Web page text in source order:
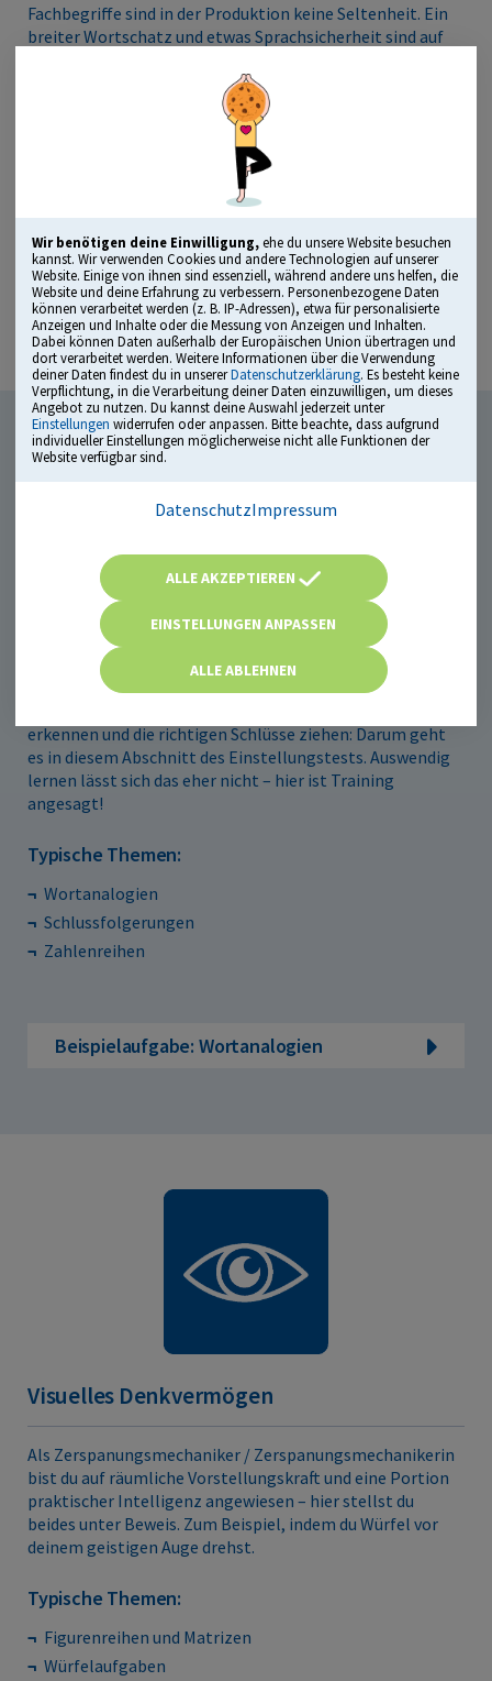
Wir benötigen deine Einwilligung,ehe du unsere Website besuchen
kannst. Wir verwenden Cookies und andere Technologien auf unserer
Website. Einige von ihnen sind essenziell, während andere uns helfen, die
Website und deine Erfahrung zu verbessern. Personenbezogene Daten
können verarbeitet werden (z. B. IP-Adressen), etwa für personalisierte
Anzeigen und Inhalte oder die Messung von Anzeigen und Inhalten.
Dabei können Daten außerhalb der Europäischen Union übertragen und
dort verarbeitet werden. Weitere Informationen über die Verwendung
deiner Daten findest du in unsererDatenschutzerklärung. Es besteht keine
Verpflichtung, in die Verarbeitung deiner Daten einzuwilligen, um dieses
Angebot zu nutzen. Du kannst deine Auswahl jederzeit unter
Einstellungen widerrufen oder anpassen. Bitte beachte, dass aufgrund
individueller Einstellungen möglicherweise nicht alle Funktionen der
Website verfügbar sind.
DatenschutzImpressum
ALLE AKZEPTIEREN
EINSTELLUNGEN ANPASSEN
ALLE ABLEHNEN
Fachbegriffe sind in der Produktion keine Seltenheit. Ein
breiter Wortschatz und etwas Sprachsicherheit sind auf
Rechtschreibung und Grammatik
Beispielaufgabe: Wortbedeutungen
Logisches Denkvermögen
erkennen und die richtigen Schlüsse ziehen: Darum geht
es in diesem Abschnitt des Einstellungstests. Auswendig
lernen lässt sich das eher nicht – hier ist Training
angesagt!
Typische Themen:
Wortanalogien
Schlussfolgerungen
Zahlenreihen
Beispielaufgabe: Wortanalogien
Visuelles Denkvermögen
Als Zerspanungsmechaniker / Zerspanungsmechanikerin
bist du auf räumliche Vorstellungskraft und eine Portion
praktischer Intelligenz angewiesen – hier stellst du
beides unter Beweis. Zum Beispiel, indem du Würfel vor
deinem geistigen Auge drehst.
Typische Themen:
Figurenreihen und Matrizen
Würfelaufgaben